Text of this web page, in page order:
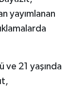
yayımlanan
21 yaşında